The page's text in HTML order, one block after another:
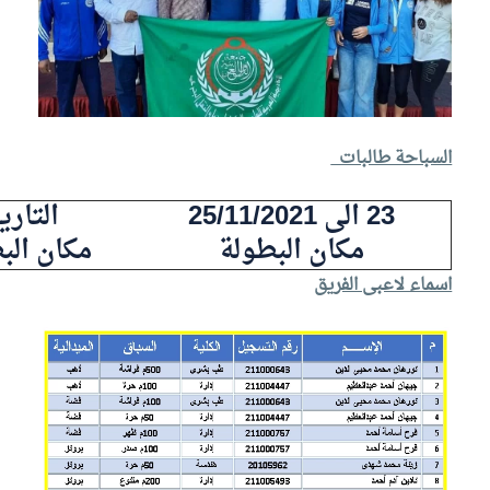
السباحة طالبات
23 الى 25/11/2021
مكان البطولة مكان
اسماء لاعبى الفريق